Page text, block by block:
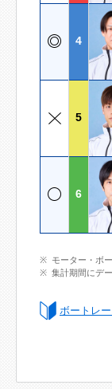
4
5
6
モーター・ボ
集計期間にデ
ボートレ